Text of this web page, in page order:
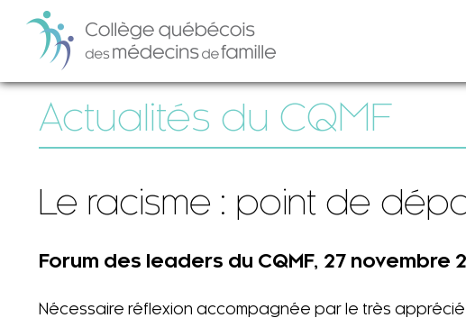
Actualités du CQMF
Le racisme : point de
Forum des leaders du CQMF, 27 novembre
Nécessaire réflexion accompagnée par le très